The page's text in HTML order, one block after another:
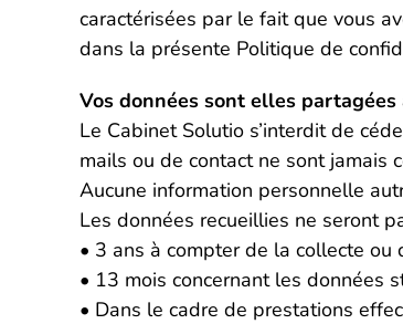
caractérisées par le fait que vous
dans la présente Politique de
Vos données sont elles partagées
Le Cabinet Solutio s’interdit de
mails ou de contact ne sont jamais
Aucune information personnelle
Les données recueillies ne seront
• 3 ans à compter de la collecte
• 13 mois concernant les données
• Dans le cadre de prestations